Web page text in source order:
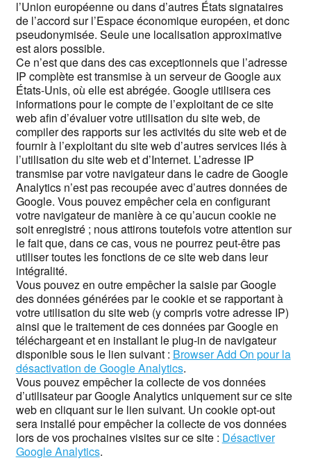
l’Union européenne ou dans d’autres États signataires
de l’accord sur l’Espace économique européen, et donc
pseudonymisée. Seule une localisation approximative
est alors possible.
Ce n’est que dans des cas exceptionnels que l’adresse
IP complète est transmise à un serveur de Google aux
États-Unis, où elle est abrégée. Google utilisera ces
informations pour le compte de l’exploitant de ce site
web afin d’évaluer votre utilisation du site web, de
compiler des rapports sur les activités du site web et de
fournir à l’exploitant du site web d’autres services liés à
l’utilisation du site web et d’Internet. L’adresse IP
transmise par votre navigateur dans le cadre de Google
Analytics n’est pas recoupée avec d’autres données de
Google. Vous pouvez empêcher cela en configurant
votre navigateur de manière à ce qu’aucun cookie ne
soit enregistré ; nous attirons toutefois votre attention sur
le fait que, dans ce cas, vous ne pourrez peut-être pas
utiliser toutes les fonctions de ce site web dans leur
intégralité.
Vous pouvez en outre empêcher la saisie par Google
des données générées par le cookie et se rapportant à
votre utilisation du site web (y compris votre adresse IP)
ainsi que le traitement de ces données par Google en
téléchargeant et en installant le plug-in de navigateur
disponible sous le lien suivant : Browser Add On pour la
désactivation de Google Analytics.
Vous pouvez empêcher la collecte de vos données
d’utilisateur par Google Analytics uniquement sur ce site
web en cliquant sur le lien suivant. Un cookie opt-out
sera installé pour empêcher la collecte de vos données
lors de vos prochaines visites sur ce site : Désactiver
Google Analytics.